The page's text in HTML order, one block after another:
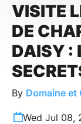
VISITE
DE
DAISY :
By Domaine et
Wed Jul 08,